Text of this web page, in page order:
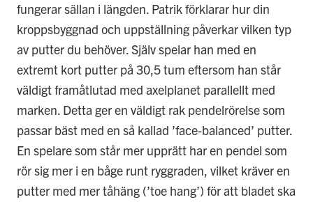
fungerar sällan i längden. Patrik förklarar hur din
kroppsbyggnad och uppställning påverkar vilken typ
av putter du behöver. Själv spelar han med en
extremt kort putter på 30,5 tum eftersom han står
väldigt framåtlutad med axelplanet parallellt med
marken. Detta ger en väldigt rak pendelrörelse som
passar bäst med en så kallad ’face-balanced’ putter.
En spelare som står mer upprätt har en pendel som
rör sig mer i en båge runt ryggraden, vilket kräver en
putter med mer tåhäng (’toe hang’) för att bladet ska